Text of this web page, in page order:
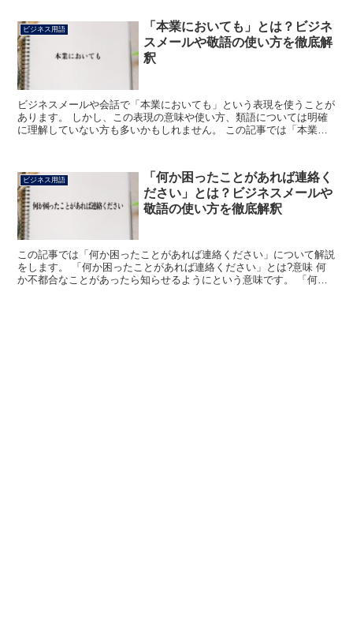
ビジネス用語
「本業においても」とは？ビジネ
スメールや敬語の使い方を徹底解
釈
ビジネスメールや会話で「本業においても」という表現を使うことが
あります。 しかし、この表現の意味や使い方、類語については明確
に理解していない方も多いかもしれません。 この記事では「本業に
ビジネス用語
「何か困ったことがあれば連絡く
ださい」とは？ビジネスメールや
敬語の使い方を徹底解釈
この記事では「何か困ったことがあれば連絡ください」について解説
をします。 「何か困ったことがあれば連絡ください」とは?意味 何
か不都合なことがあったら知らせるようにという意味です。 「何